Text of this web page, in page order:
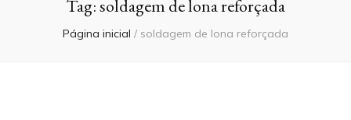
Tag:soldagem de lona reforçada
Página inicial / soldagem de lona reforçada